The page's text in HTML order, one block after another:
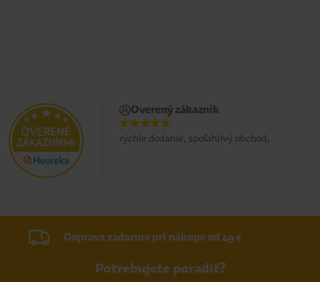
Overený zákazník
rýchle dodanie, spoľahlivý obchod,
Doprava zadarmo pri nákupe od 49 €
Potrebujete poradiť?